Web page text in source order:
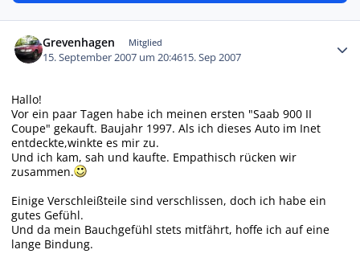
Grevenhagen Mitglied
15. September 2007 um 20:4615. Sep 2007
Hallo!
Vor ein paar Tagen habe ich meinen ersten "Saab 900 II
Coupe" gekauft. Baujahr 1997. Als ich dieses Auto im Inet
entdeckte,winkte es mir zu.
Und ich kam, sah und kaufte. Empathisch rücken wir
zusammen.
Einige Verschleißteile sind verschlissen, doch ich habe ein
gutes Gefühl.
Und da mein Bauchgefühl stets mitfährt, hoffe ich auf eine
lange Bindung.